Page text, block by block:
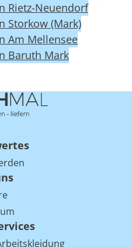
Rietz-Neuendorf
Storkow (Mark)
Am Mellensee
Baruth Mark